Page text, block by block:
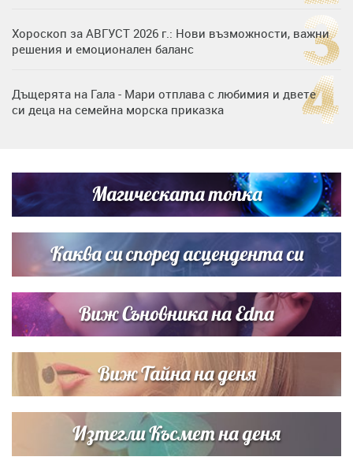
Хороскоп за АВГУСТ 2026 г.: Нови възможности, важни
решения и емоционален баланс
Дъщерята на Гала - Мари отплава с любимия и двете
си деца на семейна морска приказка
Димов издадоха своето любимо място
Дъщерята на Тодор Батков вдигна сватба, Стоичков и
Братя Аргирови я изненадаха с песен
Магическата топка
Каква си според асцендента си
Виж Съновника на Edna
Виж Тайна на деня
Изтегли Късмет на деня